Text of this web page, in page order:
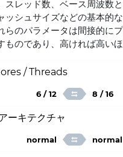
スレッド数、ベース周波数
ッシュサイズなどの基本的
らのパラメータは間接的に
ものであり、高ければ高いほ
/ Threads
6 / 12 8 / 16
ーキテクチャ
normal normal